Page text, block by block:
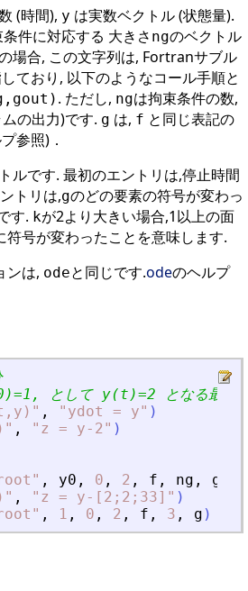
(時間), y は実数ベクトル (状態量).
件に対応する 大きさ ngのベクトル
場合, この文字列は, Fortranサブル
ており, 以下のようなコール手順と
. ただし, ngは拘束条件の数,
の出力)です. g は, f と同じ表記の
参照)．
ルです. 最初のエントリは,停止時間
トリは,gのどの要素の符号が変わっ
す. kが2より大きい場合,1以上の面
符号が変わったことを意味します.
ンは, odeと同じです.odeのヘルプ
として y(t)=2 となる最小の
" , " ydot = y" )
" , " z = y-2" )
" , y0 , 0 , 2 , f , ng , g
" , " z = y-[2;2;33] " )
" , 1 , 0 , 2 , f , 3 , g )